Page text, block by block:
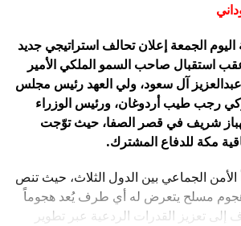
الجمعة إعلان تحالف استراتيجي جديد
استقبال صاحب السمو الملكي الأمير
آل سعود، ولي العهد رئيس مجلس
رجب طيب أردوغان، ورئيس الوزراء
شريف في قصر الصفا، حيث توّجت
مكة للدفاع المشترك.
الأمن الجماعي بين الدول الثلاث، حيث تنص
مسلح يتعرض له أي طرف يُعد هجوماً
إلى تعزيز القدرات الردعية عبر تطوير